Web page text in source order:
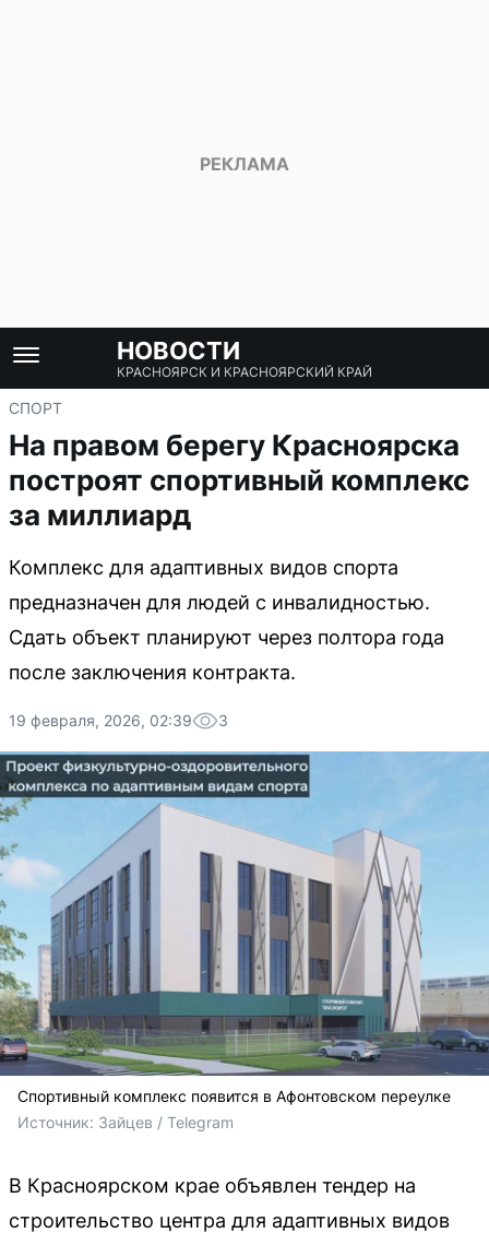
НОВОСТИ
КРАСНОЯРСК И КРАСНОЯРСКИЙ КРАЙ
СПОРТ
На правом берегу Красноярска
построят спортивный комплекс
за миллиард
Комплекс для адаптивных видов спорта
предназначен для людей с инвалидностью.
Сдать объект планируют через полтора года
после заключения контракта.
19 февраля, 2026, 02:39 3
Спортивный комплекс появится в Афонтовском переулке
Источник: Зайцев / Telegram
В Красноярском крае объявлен тендер на
строительство центра для адаптивных видов